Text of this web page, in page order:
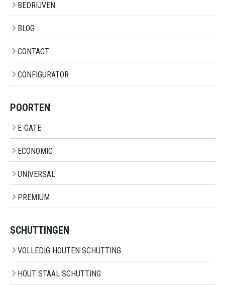
BEDRIJVEN
BLOG
CONTACT
CONFIGURATOR
POORTEN
E-GATE
ECONOMIC
UNIVERSAL
PREMIUM
SCHUTTINGEN
VOLLEDIG HOUTEN SCHUTTING
HOUT STAAL SCHUTTING